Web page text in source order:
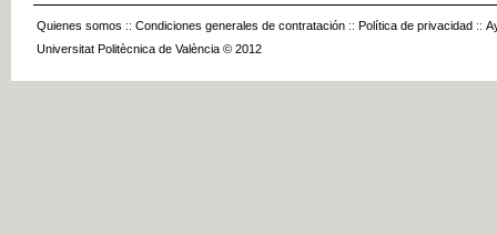
Quienes somos :: Condiciones generales de contratación :: Política de privacidad ::
Universitat Politècnica de València © 2012